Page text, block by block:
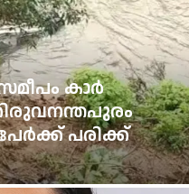
കാർ
പരിക്ക്